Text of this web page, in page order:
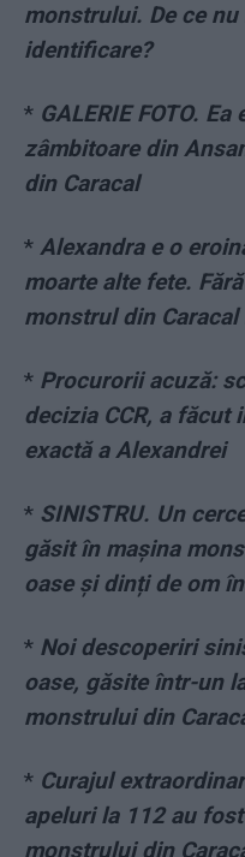
monstrului. De ce
identificare?
* GALERIE FOTO.
zâmbitoare din
din Caracal
* Alexandra e o
moarte alte fete.
monstrul din
* Procurorii acuză:
decizia CCR, a
exactă a Alexandrei
* SINISTRU. Un
găsit în mașina
oase și dinți de om
* Noi descoperiri
oase, găsite într-un
monstrului din
* Curajul
apeluri la 112 au
monstrului din